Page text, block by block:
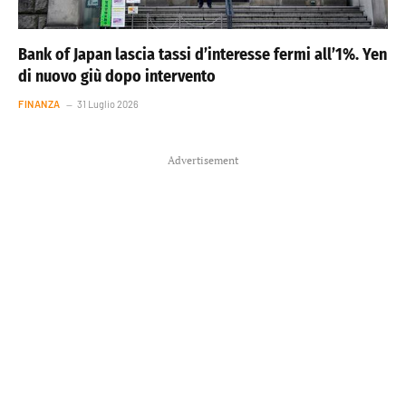
Bank of Japan lascia tassi d’interesse fermi all’1%. Yen
di nuovo giù dopo intervento
FINANZA 31 Luglio 2026
Advertisement